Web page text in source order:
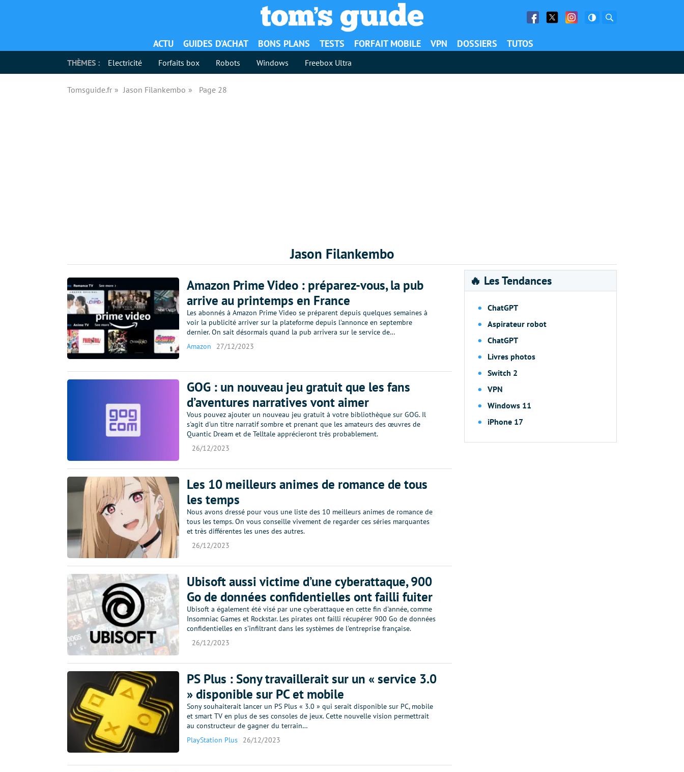
Facebook
Twitter Facebook
ACTU GUIDES D’ACHAT BONS PLANS TESTS FORFAIT MOBILE VPN DOSSIERS TUTOS
THÈMES : Electricité Forfaits box Robots Windows Freebox Ultra
Tomsguide.fr Jason Filankembo Page 28
Jason Filankembo
Amazon Prime Video : préparez-vous, la pub
arrive au printemps en France
Les abonnés à Amazon Prime Video se préparent depuis quelques semaines à
voir la publicité arriver sur la plateforme depuis l'annonce en septembre
dernier. On sait désormais quand la pub arrivera sur le service de…
Amazon
27/12/2023
GOG : un nouveau jeu gratuit que les fans
d’aventures narratives vont aimer
Vous pouvez ajouter un nouveau jeu gratuit à votre bibliothèque sur GOG. Il
s'agit d'un titre narratif sombre et prenant que les amateurs des œuvres de
Quantic Dream et de Telltale apprécieront très probablement.
26/12/2023
Les 10 meilleurs animes de romance de tous
les temps
Nous avons dressé pour vous une liste des 10 meilleurs animes de romance de
tous les temps. On vous conseille vivement de regarder ces séries marquantes
et très différentes les unes des autres.
26/12/2023
Ubisoft aussi victime d’une cyberattaque, 900
Go de données confidentielles ont failli fuiter
Ubisoft a également été visé par une cyberattaque en cette fin d'année, comme
Insomniac Games et Rockstar. Les pirates ont failli récupérer 900 Go de données
confidentielles en s'infiltrant dans les systèmes de l'entreprise française.
26/12/2023
PS Plus : Sony travaillerait sur un « service 3.0
» disponible sur PC et mobile
Sony souhaiterait lancer un PS Plus « 3.0 » qui serait disponible sur PC, mobile
et smart TV en plus de ses consoles de jeux. Cette nouvelle vision permettrait
au constructeur de gagner du terrain…
PlayStation Plus
26/12/2023
🔥 Les Tendances
ChatGPT
Aspirateur robot
ChatGPT
Livres photos
Switch 2
VPN
Windows 11
iPhone 17